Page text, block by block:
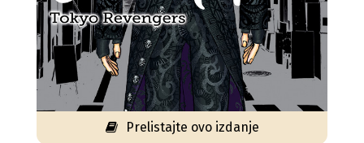
Prelistajte ovo izdanje